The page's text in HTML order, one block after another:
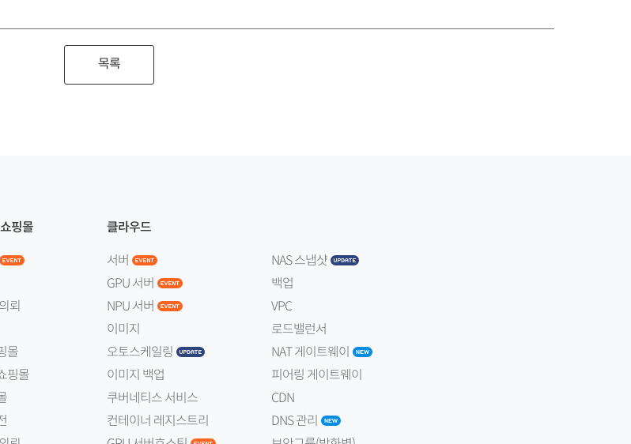
목록
핑몰
뢰
몰
핑몰
클라우드
서버
GPU 서버
NPU 서버
이미지
오토스케일링
이미지 백업
쿠버네티스 서비스
컨테이너 레지스트리
NAS 스냅샷
백업
VPC
로드밸런서
NAT 게이트웨이
피어링 게이트웨이
CDN
DNS 관리